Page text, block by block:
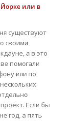
или в
существуют
своими
а в это
помогали
или по
Если бы
год, а пять